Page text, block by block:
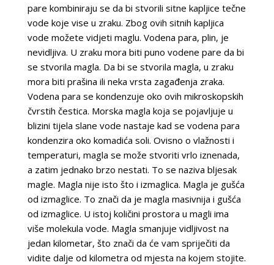
pare kombiniraju se da bi stvorili sitne kapljice tečne
vode koje vise u zraku. Zbog ovih sitnih kapljica
vode možete vidjeti maglu. Vodena para, plin, je
nevidljiva. U zraku mora biti puno vodene pare da bi
se stvorila magla. Da bi se stvorila magla, u zraku
mora biti prašina ili neka vrsta zagađenja zraka.
Vodena para se kondenzuje oko ovih mikroskopskih
čvrstih čestica. Morska magla koja se pojavljuje u
blizini tijela slane vode nastaje kad se vodena para
kondenzira oko komadića soli. Ovisno o vlažnosti i
temperaturi, magla se može stvoriti vrlo iznenada,
a zatim jednako brzo nestati. To se naziva bljesak
magle. Magla nije isto što i izmaglica. Magla je gušća
od izmaglice. To znači da je magla masivnija i gušća
od izmaglice. U istoj količini prostora u magli ima
više molekula vode. Magla smanjuje vidljivost na
jedan kilometar, što znači da će vam spriječiti da
vidite dalje od kilometra od mjesta na kojem stojite.